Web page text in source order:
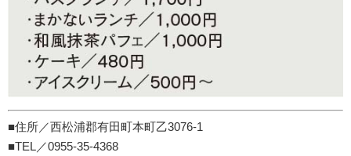
■住所／西松浦郡有田町本町乙3076-1
■TEL／0955-35-4368